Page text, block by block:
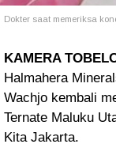
Dokter saat memeriksa
KAMERA
Halmahera
Wachjo kembali
Ternate Maluku
Kita Jakarta.